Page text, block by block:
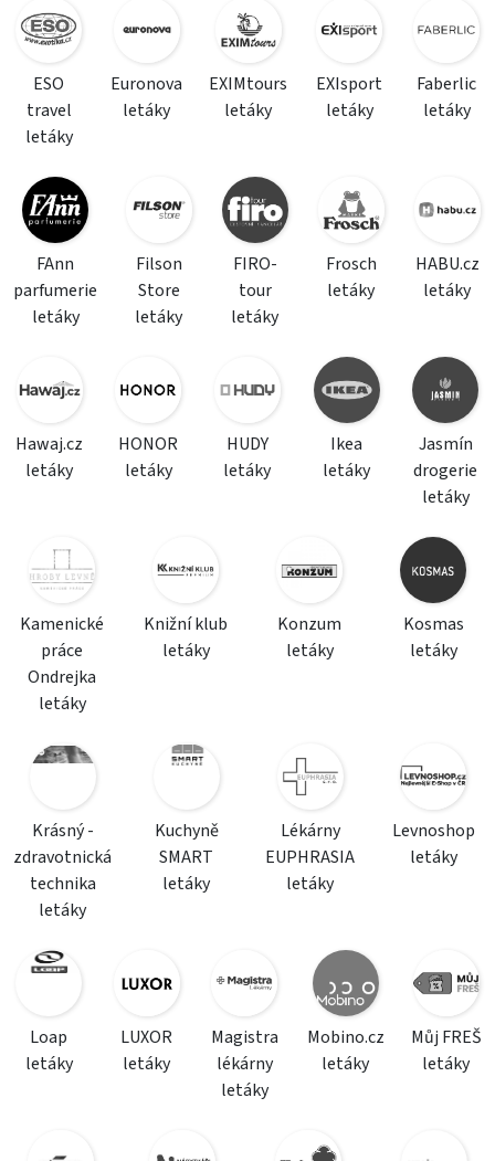
ESO
travel
letáky
Euronova
letáky
EXIMtours
letáky
EXIsport
letáky
Faberlic
letáky
FAnn
parfumerie
letáky
Filson
Store
letáky
FIRO-
tour
letáky
Frosch
letáky
HABU.cz
letáky
Hawaj.cz
letáky
HONOR
letáky
HUDY
letáky
Ikea
letáky
Jasmín
drogerie
letáky
Kamenické
práce
Ondrejka
letáky
Knižní klub
letáky
Konzum
letáky
Kosmas
letáky
Krásný -
zdravotnická
technika
letáky
Kuchyně
SMART
letáky
Lékárny
EUPHRASIA
letáky
Levnoshop
letáky
Loap
letáky
LUXOR
letáky
Magistra
lékárny
letáky
Mobino.cz
letáky
Můj FREŠ
letáky